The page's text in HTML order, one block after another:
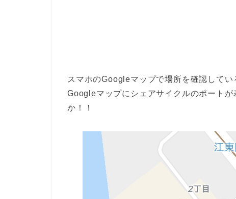
スマホのGoogleマップで場所を確認して
Googleマップにシェアサイクルのポート
か！！